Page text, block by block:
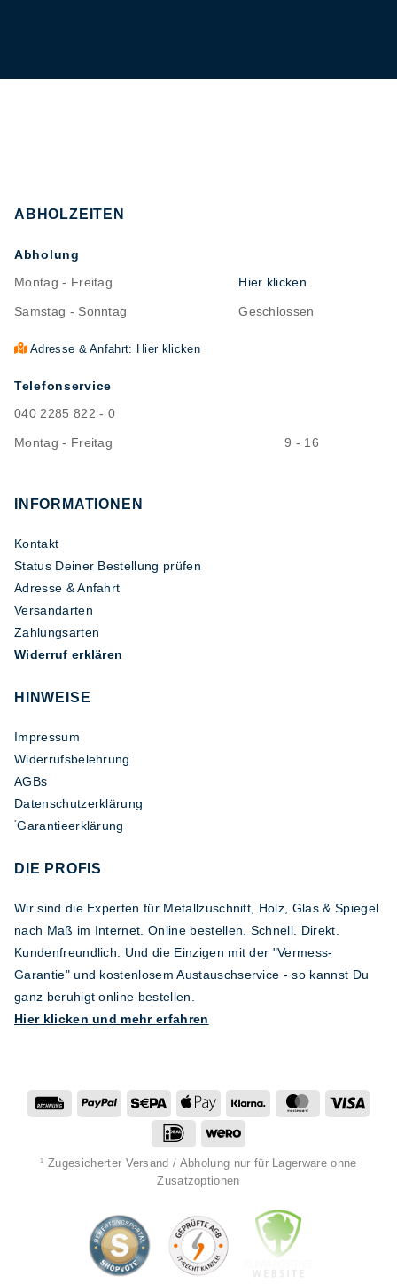
ABHOLZEITEN
Abholung
Montag - Freitag
Hier klicken
Samstag - Sonntag Geschlossen
Adresse & Anfahrt: Hier klicken
Telefonservice
040 2285 822 - 0
Montag - Freitag 9 - 16
INFORMATIONEN
Kontakt
Status Deiner Bestellung prüfen
Adresse & Anfahrt
Versandarten
Zahlungsarten
Widerruf erklären
HINWEISE
Impressum
Widerrufsbelehrung
AGBs
Datenschutzerklärung
*Garantieerklärung
DIE PROFIS
Wir sind die Experten für Metallzuschnitt, Holz, Glas & Spiegel
nach Maß im Internet. Online bestellen. Schnell. Direkt.
Kundenfreundlich. Und die Einzigen mit der "Vermess-
Garantie" und kostenlosem Austauschservice - so kannst Du
ganz beruhigt online bestellen.
Hier klicken und mehr erfahren
RechungPayPal Sepa
Apple
Pay
Klarna MasterCard
IDeal Wero
1
Zugesicherter Versand / Abholung nur für Lagerware ohne
Zusatzoptionen